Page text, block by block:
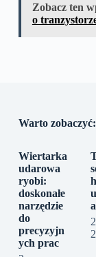
Zobacz ten
o
Warto zobaczyć:
Wiertarka
udarowa
ryobi:
doskonałe
narzędzie
do
precyzyjn
ych prac